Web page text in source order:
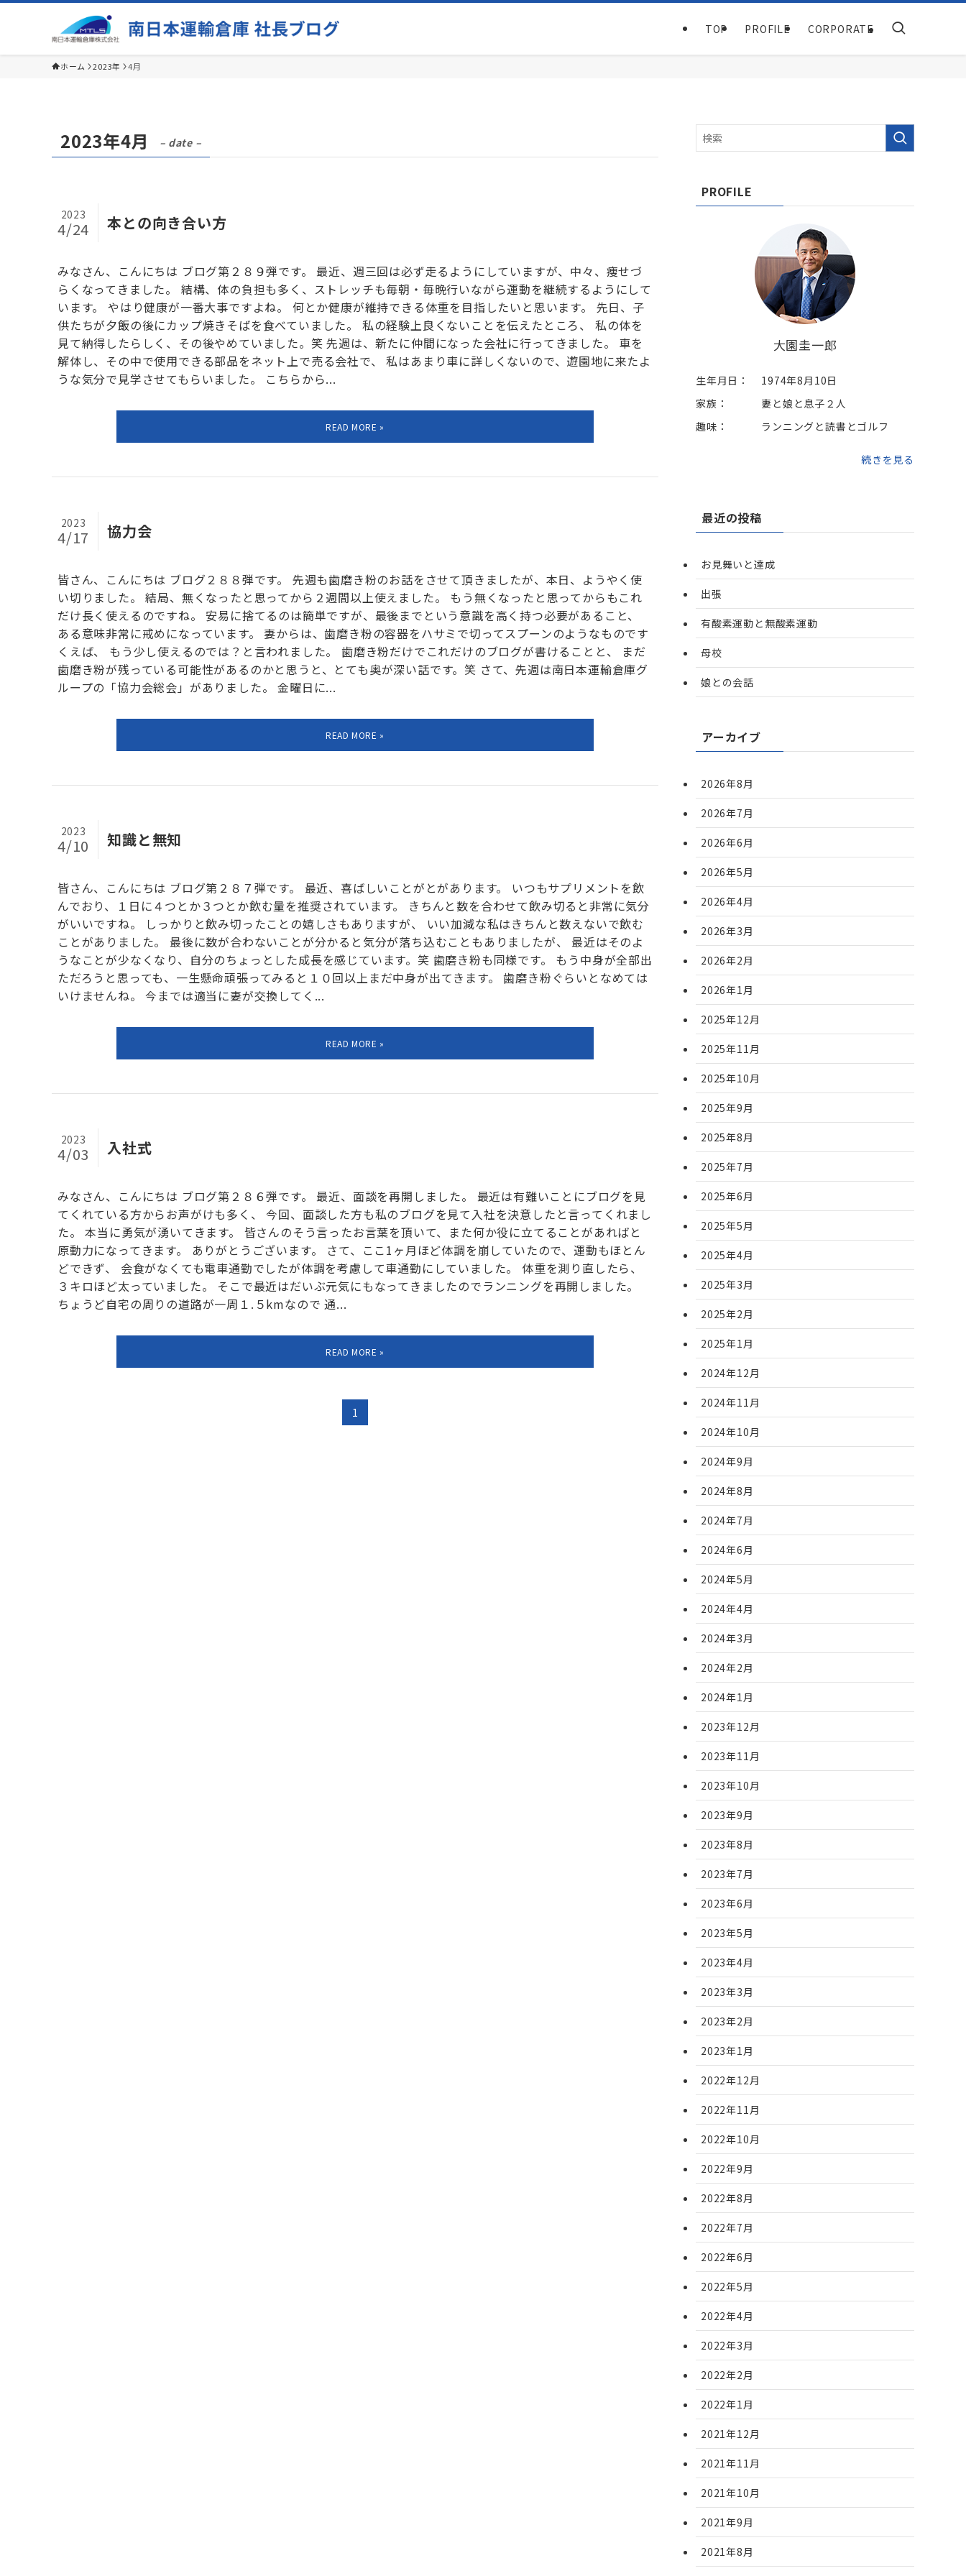
TOP PROFILE CORPORATE
ホーム 2023年 4月
2023年4月 – date –
本との向き合い方
2023
4/24
みなさん、こんにちは ブログ第２８９弾です。 最近、週三回は必ず走るようにしていますが、中々、痩せづ
らくなってきました。 結構、体の負担も多く、ストレッチも毎朝・毎晩行いながら運動を継続するようにして
います。 やはり健康が一番大事ですよね。 何とか健康が維持できる体重を目指したいと思います。 先日、子
供たちが夕飯の後にカップ焼きそばを食べていました。 私の経験上良くないことを伝えたところ、 私の体を
見て納得したらしく、その後やめていました。笑 先週は、新たに仲間になった会社に行ってきました。 車を
解体し、その中で使用できる部品をネット上で売る会社で、 私はあまり車に詳しくないので、遊園地に来たよ
うな気分で見学させてもらいました。 こちらから...
協力会
2023
4/17
皆さん、こんにちは ブログ２８８弾です。 先週も歯磨き粉のお話をさせて頂きましたが、本日、ようやく使
い切りました。 結局、無くなったと思ってから２週間以上使えました。 もう無くなったと思ってからもこれ
だけ長く使えるのですね。 安易に捨てるのは簡単ですが、最後までという意識を高く持つ必要があること、
ある意味非常に戒めになっています。 妻からは、歯磨き粉の容器をハサミで切ってスプーンのようなものです
くえば、 もう少し使えるのでは？と言われました。 歯磨き粉だけでこれだけのブログが書けることと、 まだ
歯磨き粉が残っている可能性があるのかと思うと、とても奥が深い話です。笑 さて、先週は南日本運輸倉庫グ
ループの「協力会総会」がありました。 金曜日に...
知識と無知
2023
4/10
皆さん、こんにちは ブログ第２８７弾です。 最近、喜ばしいことがとがあります。 いつもサプリメントを飲
んでおり、１日に４つとか３つとか飲む量を推奨されています。 きちんと数を合わせて飲み切ると非常に気分
がいいですね。 しっかりと飲み切ったことの嬉しさもありますが、 いい加減な私はきちんと数えないで飲む
ことがありました。 最後に数が合わないことが分かると気分が落ち込むこともありましたが、 最近はそのよ
うなことが少なくなり、自分のちょっとした成長を感じています。笑 歯磨き粉も同様です。 もう中身が全部出
ただろうと思っても、一生懸命頑張ってみると１０回以上まだ中身が出てきます。 歯磨き粉ぐらいとなめては
いけませんね。 今までは適当に妻が交換してく...
入社式
2023
4/03
みなさん、こんにちは ブログ第２８６弾です。 最近、面談を再開しました。 最近は有難いことにブログを見
てくれている方からお声がけも多く、 今回、面談した方も私のブログを見て入社を決意したと言ってくれまし
た。 本当に勇気が湧いてきます。 皆さんのそう言ったお言葉を頂いて、また何か役に立てることがあればと
原動力になってきます。 ありがとうございます。 さて、ここ1ヶ月ほど体調を崩していたので、運動もほとん
どできず、 会食がなくても電車通勤でしたが体調を考慮して車通勤にしていました。 体重を測り直したら、
３キロほど太っていました。 そこで最近はだいぶ元気にもなってきましたのでランニングを再開しました。
ちょうど自宅の周りの道路が一周１.５kmなので 通...
1
PROFILE
大園圭一郎
生年月日：
1974年8月10日
家族：
妻と娘と息子２人
趣味：
ランニングと読書とゴルフ
続きを見る
最近の投稿
お見舞いと達成
出張
有酸素運動と無酸素運動
母校
娘との会話
アーカイブ
2026年8月
2026年7月
2026年6月
2026年5月
2026年4月
2026年3月
2026年2月
2026年1月
2025年12月
2025年11月
2025年10月
2025年9月
2025年8月
2025年7月
2025年6月
2025年5月
2025年4月
2025年3月
2025年2月
2025年1月
2024年12月
2024年11月
2024年10月
2024年9月
2024年8月
2024年7月
2024年6月
2024年5月
2024年4月
2024年3月
2024年2月
2024年1月
2023年12月
2023年11月
2023年10月
2023年9月
2023年8月
2023年7月
2023年6月
2023年5月
2023年4月
2023年3月
2023年2月
2023年1月
2022年12月
2022年11月
2022年10月
2022年9月
2022年8月
2022年7月
2022年6月
2022年5月
2022年4月
2022年3月
2022年2月
2022年1月
2021年12月
2021年11月
2021年10月
2021年9月
2021年8月